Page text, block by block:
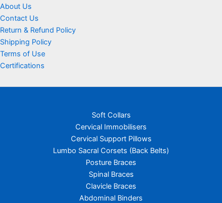
About Us
Contact Us
Return & Refund Policy
Shipping Policy
Terms of Use
Certifications
Soft Collars
Cervical Immobilisers
Cervical Support Pillows
Lumbo Sacral Corsets (Back Belts)
Posture Braces
Spinal Braces
Clavicle Braces
Abdominal Binders